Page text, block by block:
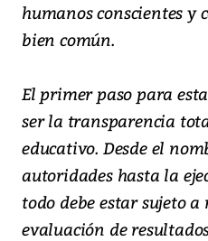
humanos conscientes y
bien común.
El primer paso para
ser la transparencia
educativo. Desde el
autoridades hasta la
todo debe estar sujeto
evaluación de